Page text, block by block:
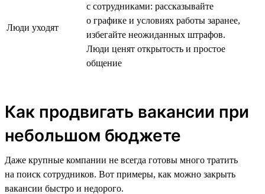
Люди уходят
с сотрудниками: рассказывайте
о графике и условиях работы заранее,
избегайте неожиданных штрафов.
Люди ценят открытость и простое
общение
Как продвигать вакансии при
небольшом бюджете
Даже крупные компании не всегда готовы много тратить
на поиск сотрудников. Вот примеры, как можно закрыть
вакансии быстро и недорого.